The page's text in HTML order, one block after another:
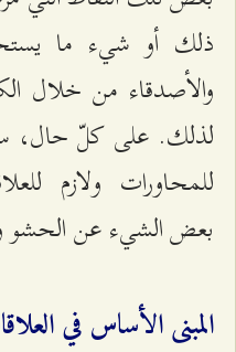
ذلك أو شيء ما
والأصدقاء من خلال
لذلك. على كلّ حال،
للمحاورات ولازم
بعض الشيء عن الحشو و
المبنى الأساس في